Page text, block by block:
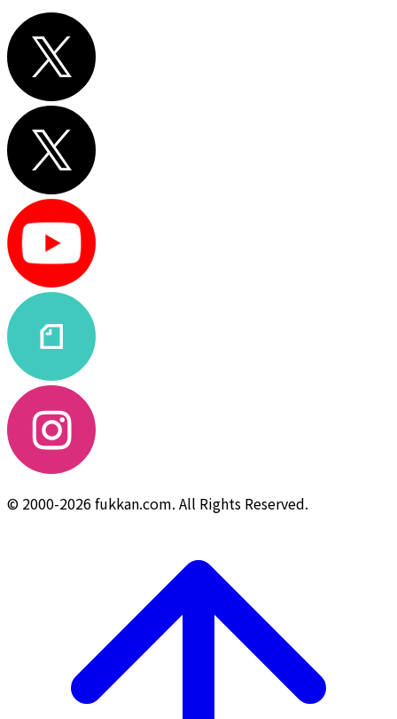
© 2000-2026 fukkan.com. All Rights Reserved.